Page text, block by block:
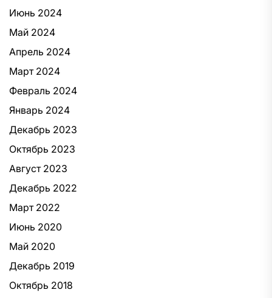
Июнь 2024
Май 2024
Апрель 2024
Март 2024
Февраль 2024
Январь 2024
Декабрь 2023
Октябрь 2023
Август 2023
Декабрь 2022
Март 2022
Июнь 2020
Май 2020
Декабрь 2019
Октябрь 2018